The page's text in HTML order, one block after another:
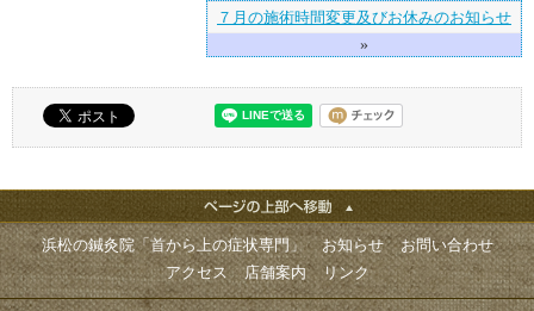
７月の施術時間変更及びお休みのお知らせ
»
浜松の鍼灸院「首から上の症状専門」 お知らせ
お問い合わせ
アクセス
店舗案内 リンク